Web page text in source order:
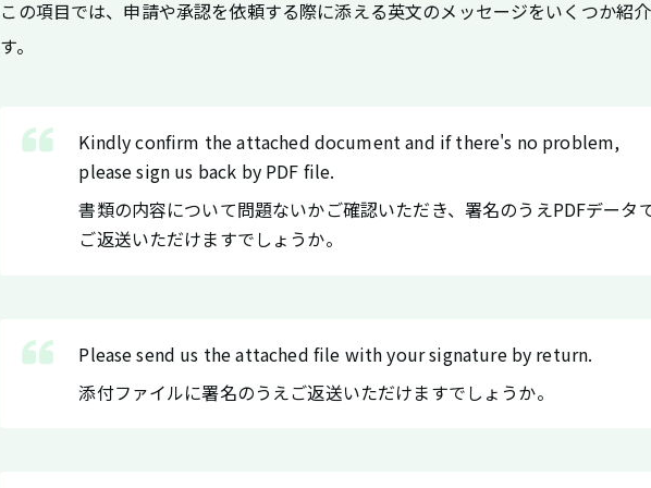
この項目では、申請や承認を依頼する際に添える英文のメッセージをいくつか紹
す。
Kindly confirm the attached document and if there's no problem,
please sign us back by PDF file.
書類の内容について問題ないかご確認いただき、署名のうえPDFデータ
ご返送いただけますでしょうか。
Please send us the attached file with your signature by return.
添付ファイルに署名のうえご返送いただけますでしょうか。